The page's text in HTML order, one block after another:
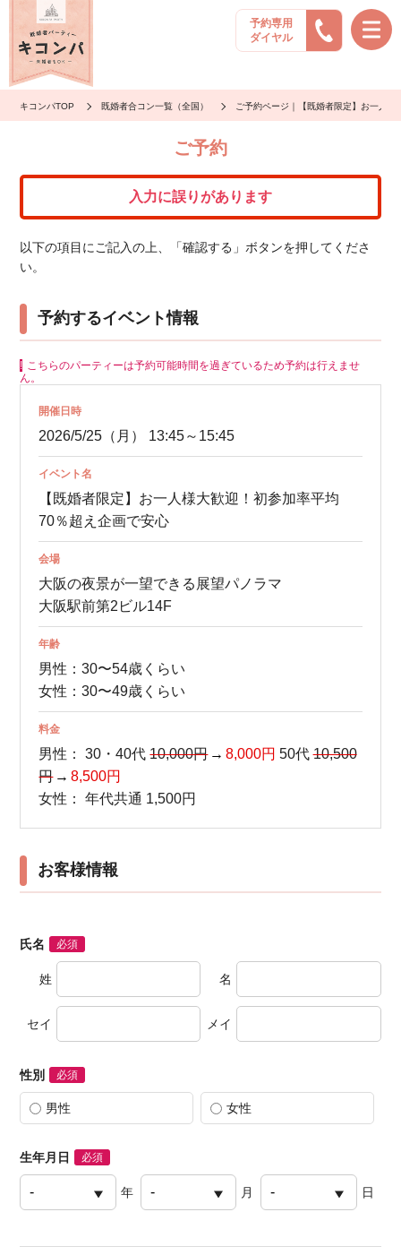
予約専用
ダイヤル
キコンパTOP 既婚者合コン一覧（全国） ご予約ページ｜【既婚者限定】お一人
ご予約
入力に誤りがあります
以下の項目にご記入の上、「確認する」ボタンを押してくださ
い。
予約するイベント情報
こちらのパーティーは予約可能時間を過ぎているため予約は行えませ
ん。
開催日時
2026/5/25（月） 13:45～15:45
イベント名
【既婚者限定】お一人様大歓迎！初参加率平均
70％超え企画で安心
会場
大阪の夜景が一望できる展望パノラマ
大阪駅前第2ビル14F
年齢
男性：30〜54歳くらい
女性：30〜49歳くらい
料金
男性： 30・40代10,000円 8,000円 50代10,500
円
8,500円
女性：
年代共通 1,500円
お客様情報
氏名 必須
姓 名
セイ メイ
性別 必須
男性 女性
生年月日 必須
年 月 日